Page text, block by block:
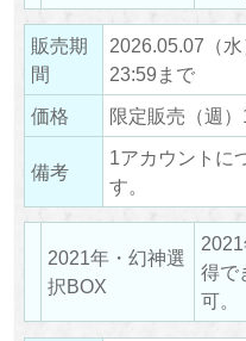
販売期
間
2026.05.07（水
23:59まで
価格
限定販売（週
備考
1アカウントに
す。
2021年・幻神選
択BOX
得で
可。